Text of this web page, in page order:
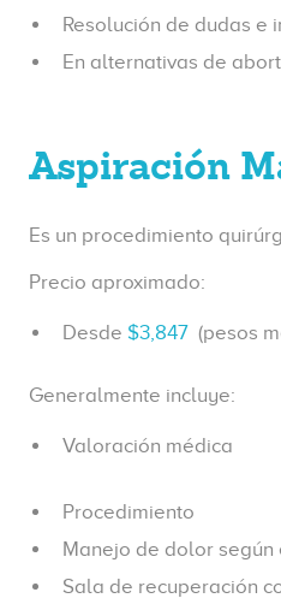
Resolución de dudas e
En alternativas de
Aspiración
Es un procedimiento
Precio aproximado:
Desde $3,847 (pesos
Generalmente incluye:
Valoración médica
Procedimiento
Manejo de dolor
Sala de recuperación